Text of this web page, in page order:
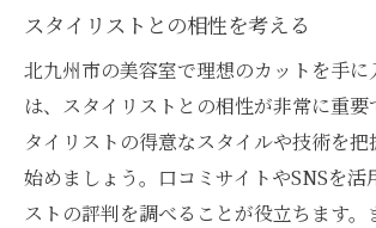
スタイリストとの相性を考える
北九州市の美容室で理想のカットを手に
は、スタイリストとの相性が非常に重要
タイリストの得意なスタイルや技術を把
始めましょう。口コミサイトやSNSを活
ストの評判を調べることが役立ちます。